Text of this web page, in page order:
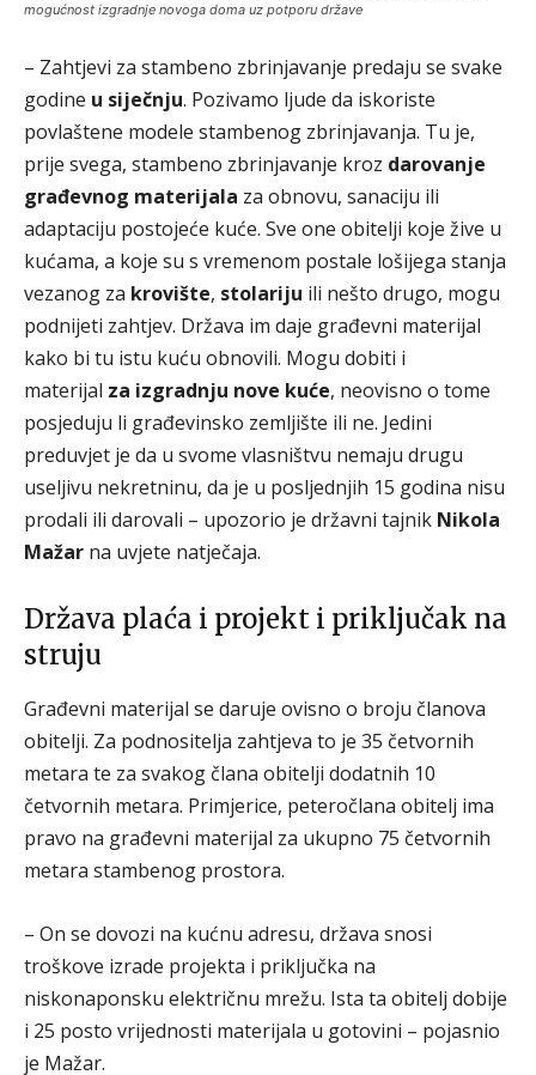
mogućnost izgradnje novoga doma uz potporu države
– Zahtjevi za stambeno zbrinjavanje predaju se svake
godine u siječnju. Pozivamo ljude da iskoriste
povlaštene modele stambenog zbrinjavanja. Tu je,
prije svega, stambeno zbrinjavanje kroz darovanje
građevnog materijala za obnovu, sanaciju ili
adaptaciju postojeće kuće. Sve one obitelji koje žive u
kućama, a koje su s vremenom postale lošijega stanja
vezanog za krovište, stolariju ili nešto drugo, mogu
podnijeti zahtjev. Država im daje građevni materijal
kako bi tu istu kuću obnovili. Mogu dobiti i
materijal za izgradnju nove kuće, neovisno o tome
posjeduju li građevinsko zemljište ili ne. Jedini
preduvjet je da u svome vlasništvu nemaju drugu
useljivu nekretninu, da je u posljednjih 15 godina nisu
prodali ili darovali – upozorio je državni tajnik Nikola
Mažar na uvjete natječaja.
Država plaća i projekt i priključak na
struju
Građevni materijal se daruje ovisno o broju članova
obitelji. Za podnositelja zahtjeva to je 35 četvornih
metara te za svakog člana obitelji dodatnih 10
četvornih metara. Primjerice, peteročlana obitelj ima
pravo na građevni materijal za ukupno 75 četvornih
metara stambenog prostora.
– On se dovozi na kućnu adresu, država snosi
troškove izrade projekta i priključka na
niskonaponsku električnu mrežu. Ista ta obitelj dobije
i 25 posto vrijednosti materijala u gotovini – pojasnio
je Mažar.